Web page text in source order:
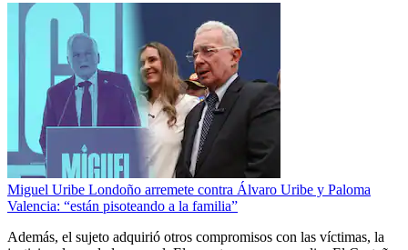
Miguel Uribe Londoño arremete contra Álvaro Uribe y Paloma
Valencia: “están pisoteando a la familia”
Además, el sujeto adquirió otros compromisos con las víctimas, la